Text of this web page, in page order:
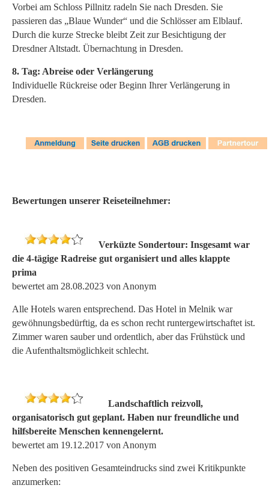
Vorbei am Schloss Pillnitz radeln Sie nach Dresden. Sie
passieren das „Blaue Wunder“ und die Schlösser am Elblauf.
Durch die kurze Strecke bleibt Zeit zur Besichtigung der
Dresdner Altstadt. Übernachtung in Dresden.
8. Tag: Abreise oder Verlängerung
Individuelle Rückreise oder Beginn Ihrer Verlängerung in
Dresden.
Bewertungen unserer Reiseteilnehmer:
Verküzte Sondertour: Insgesamt war
die 4-tägige Radreise gut organisiert und alles klappte
prima
bewertet am 28.08.2023 von Anonym
Alle Hotels waren entsprechend. Das Hotel in Melnik war
gewöhnungsbedürftig, da es schon recht runtergewirtschaftet ist.
Zimmer waren sauber und ordentlich, aber das Frühstück und
die Aufenthaltsmöglichkeit schlecht.
Landschaftlich reizvoll,
organisatorisch gut geplant. Haben nur freundliche und
hilfsbereite Menschen kennengelernt.
bewertet am 19.12.2017 von Anonym
Neben des positiven Gesamteindrucks sind zwei Kritikpunkte
anzumerken: